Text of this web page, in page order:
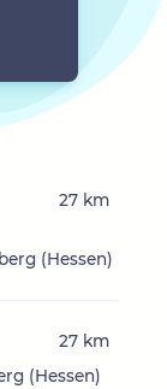
(Hessen)
27 km
(Hessen)
27 km